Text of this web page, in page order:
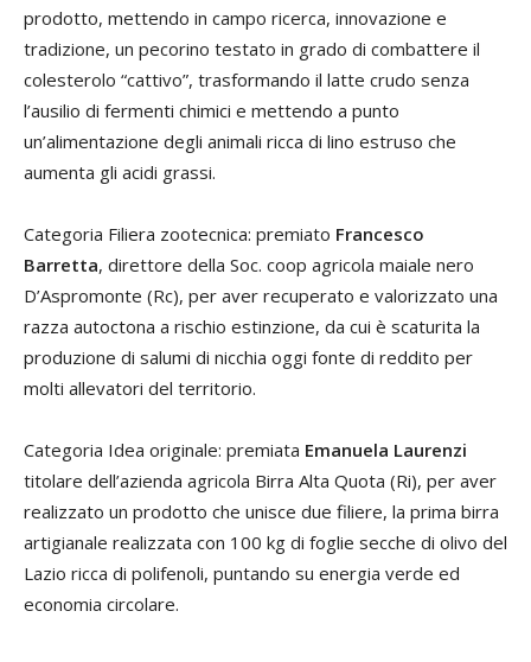
prodotto, mettendo in campo ricerca, innovazione e
tradizione, un pecorino testato in grado di combattere il
colesterolo “cattivo”, trasformando il latte crudo senza
l’ausilio di fermenti chimici e mettendo a punto
un’alimentazione degli animali ricca di lino estruso che
aumenta gli acidi grassi.
Categoria Filiera zootecnica: premiato Francesco
Barretta, direttore della Soc. coop agricola maiale nero
D’Aspromonte (Rc), per aver recuperato e valorizzato una
razza autoctona a rischio estinzione, da cui è scaturita la
produzione di salumi di nicchia oggi fonte di reddito per
molti allevatori del territorio.
Categoria Idea originale: premiata Emanuela Laurenzi
titolare dell’azienda agricola Birra Alta Quota (Ri), per aver
realizzato un prodotto che unisce due filiere, la prima birra
artigianale realizzata con 100 kg di foglie secche di olivo del
Lazio ricca di polifenoli, puntando su energia verde ed
economia circolare.